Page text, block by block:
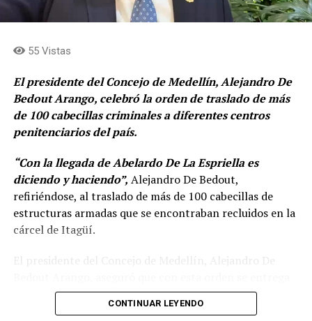
55 Vistas
El presidente del Concejo de Medellín, Alejandro De
Bedout Arango, celebró la orden de traslado de más
de 100 cabecillas criminales a diferentes centros
penitenciarios del país.
“Con la llegada de Abelardo De La Espriella es
diciendo y haciendo”, Alejandro De Bedout,
refiriéndose, al traslado de más de 100 cabecillas de
estructuras armadas que se encontraban recluidos en la
cárcel de Itagüí.
El presidente del Concejo de Medellín, Alejandro De
un mensaje poderoso, donde la llamada “falsa paz total”
de Gustavo Petro, se acaba.«No más beneficios, ni
CONTINUAR LEYENDO